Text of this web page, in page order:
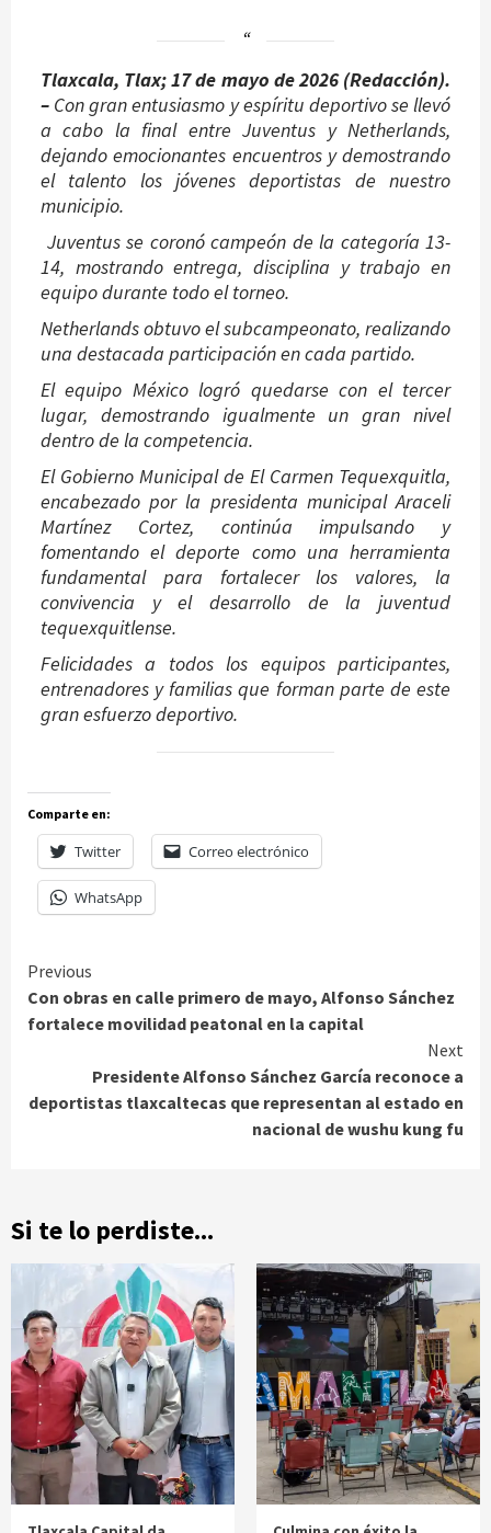
Tlaxcala, Tlax; 17 de mayo de 2026 (Redacción).
– Con gran entusiasmo y espíritu deportivo se llevó
a cabo la final entre Juventus y Netherlands,
dejando emocionantes encuentros y demostrando
el talento los jóvenes deportistas de nuestro
municipio.
Juventus se coronó campeón de la categoría 13-
14, mostrando entrega, disciplina y trabajo en
equipo durante todo el torneo.
Netherlands obtuvo el subcampeonato, realizando
una destacada participación en cada partido.
El equipo México logró quedarse con el tercer
lugar, demostrando igualmente un gran nivel
dentro de la competencia.
El Gobierno Municipal de El Carmen Tequexquitla,
encabezado por la presidenta municipal Araceli
Martínez Cortez, continúa impulsando y
fomentando el deporte como una herramienta
fundamental para fortalecer los valores, la
convivencia y el desarrollo de la juventud
tequexquitlense.
Felicidades a todos los equipos participantes,
entrenadores y familias que forman parte de este
gran esfuerzo deportivo.
Comparte en:
Twitter Correo electrónico
WhatsApp
Continue
Reading
Previous
Con obras en calle primero de mayo, Alfonso Sánchez
fortalece movilidad peatonal en la capital
Next
Presidente Alfonso Sánchez García reconoce a
deportistas tlaxcaltecas que representan al estado en
nacional de wushu kung fu
Si te lo perdiste...